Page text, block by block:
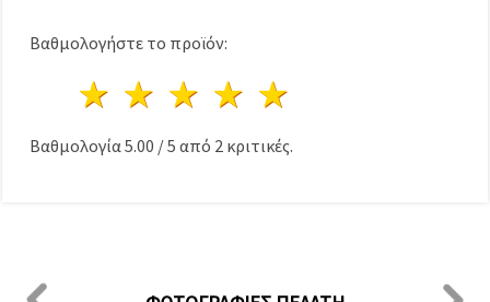
Βαθμολογήστε το προϊόν:
4 Αστέρια
3 Αστέρια
2 Αστέρια
1 Αστέρι
Βαθμολογία 5.00 /5 από 2 κριτικές.